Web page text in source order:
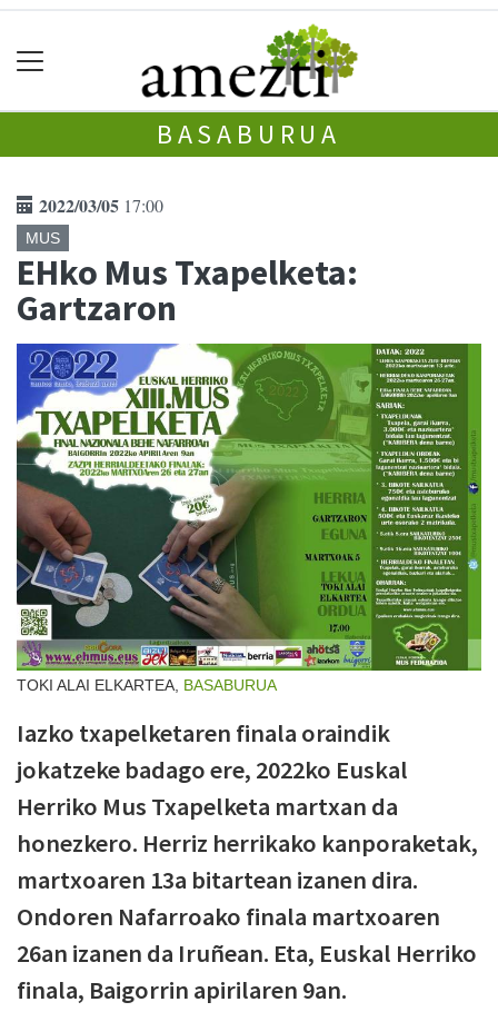
BASABURUA
2022/03/05 17:00
MUS
EHko Mus Txapelketa:
Gartzaron
TOKI ALAI ELKARTEA, BASABURUA
Iazko txapelketaren finala oraindik
jokatzeke badago ere, 2022ko Euskal
Herriko Mus Txapelketa martxan da
honezkero. Herriz herrikako kanporaketak,
martxoaren 13a bitartean izanen dira.
Ondoren Nafarroako finala martxoaren
26an izanen da Iruñean. Eta, Euskal Herriko
finala, Baigorrin apirilaren 9an.